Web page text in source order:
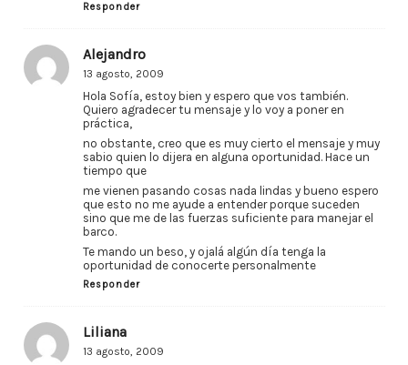
Responder
Alejandro
13 agosto, 2009
Hola Sofía, estoy bien y espero que vos también.
Quiero agradecer tu mensaje y lo voy a poner en
práctica,
no obstante, creo que es muy cierto el mensaje y muy
sabio quien lo dijera en alguna oportunidad. Hace un
tiempo que
me vienen pasando cosas nada lindas y bueno espero
que esto no me ayude a entender porque suceden
sino que me de las fuerzas suficiente para manejar el
barco.
Te mando un beso, y ojalá algún día tenga la
oportunidad de conocerte personalmente
Responder
Liliana
13 agosto, 2009